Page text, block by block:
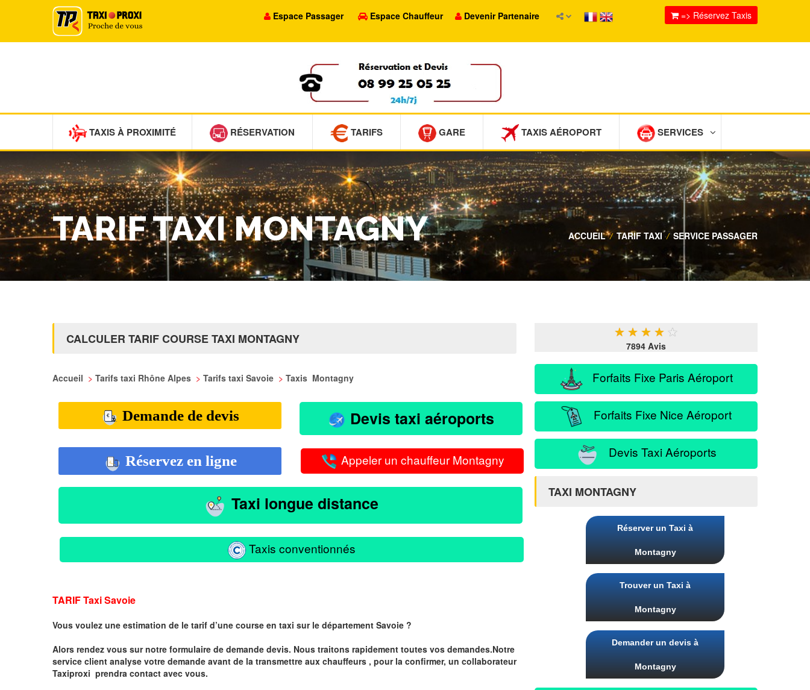
Espace Passager Espace Chauffeur Devenir Partenaire => Réservez Taxis
TAXIS À PROXIMITÉ RÉSERVATION TARIFS GARE TAXIS AÉROPORT SERVICES
TARIF TAXI MONTAGNY ACCUEIL / TARIF TAXI / SERVICE PASSAGER
CALCULER TARIF COURSE TAXI MONTAGNY
Accueil > Tarifs taxi Rhône Alpes > Tarifs taxi Savoie > Taxis Montagny
Demande de devis Devis taxi aéroports
Réservez en ligne Appeler un chauffeur Montagny
Taxi longue distance
Taxis conventionnés
TARIF Taxi Savoie
Vous voulez une estimation de le tarif d’une course en taxi sur le département Savoie ?
Alors rendez vous sur notre formulaire de demande devis. Nous traitons rapidement toutes vos demandes.Notre
service client analyse votre demande avant de la transmettre aux chauffeurs , pour la confirmer, un collaborateur
Taxiproxi prendra contact avec vous.
★ ★ ★ ★ ★
7894 Avis
Forfaits Fixe Paris Aéroport
Forfaits Fixe Nice Aéroport
Devis Taxi Aéroports
TAXI MONTAGNY
Réserver un Taxi à
Montagny
Trouver un Taxi à
Montagny
Demander un devis à
Montagny